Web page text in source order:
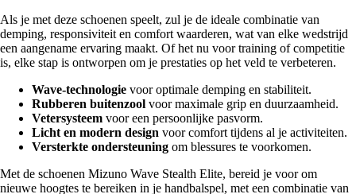
Als je met deze schoenen speelt, zul je de ideale combinatie van
demping, responsiviteit en comfort waarderen, wat van elke wedstrijd
een aangename ervaring maakt. Of het nu voor training of competitie
is, elke stap is ontworpen om je prestaties op het veld te verbeteren.
Wave-technologie voor optimale demping en stabiliteit.
Rubberen buitenzool voor maximale grip en duurzaamheid.
Vetersysteem voor een persoonlijke pasvorm.
Licht en modern design voor comfort tijdens al je activiteiten.
Versterkte ondersteuning om blessures te voorkomen.
Met de schoenen Mizuno Wave Stealth Elite, bereid je voor om
nieuwe hoogtes te bereiken in je handbalspel, met een combinatie van